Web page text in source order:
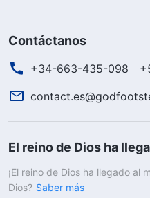
Contáctanos
+34-663-435-098
El reino de Dios ha
¡El reino de Dios ha llegado al
Dios? Saber más